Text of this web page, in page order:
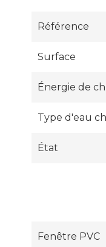
Référence
Surface
Énergie de
Type d'eau
État
Fenêtre PVC